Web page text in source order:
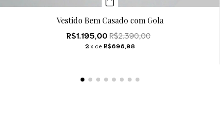
Vestido Bem Casado com Gola
R$1.195,00R$2.390,00
2 x de R$696,98